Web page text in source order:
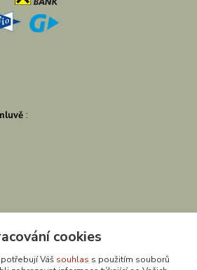
:
cookies
Váš souhlas s použitím souborů